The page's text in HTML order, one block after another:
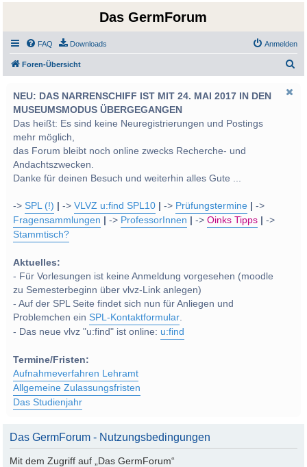
Das GermForum
FAQ Downloads Anmelden
Foren-Übersicht
NEU: DAS NARRENSCHIFF IST MIT 24. MAI 2017 IN DEN
MUSEUMSMODUS ÜBERGEGANGEN
Das heißt: Es sind keine Neuregistrierungen und Postings
mehr möglich,
das Forum bleibt noch online zwecks Recherche- und
Andachtszwecken.
Danke für deinen Besuch und weiterhin alles Gute ...
->SPL (!) ->VLVZ u:find SPL10 -> Prüfungstermine
->
Fragensammlungen
-> ProfessorInnen ->Oinks Tipps
->
Stammtisch?
Aktuelles:
- Für Vorlesungen ist keine Anmeldung vorgesehen (moodle
zu Semesterbeginn über vlvz-Link anlegen)
- Auf der SPL Seite findet sich nun für Anliegen und
Problemchen einSPL-Kontaktformular.
- Das neue vlvz "u:find" ist online: u:find
Termine/Fristen:
Aufnahmeverfahren Lehramt
Allgemeine Zulassungsfristen
Das Studienjahr
Das GermForum - Nutzungsbedingungen
Mit dem Zugriff auf „Das GermForum“